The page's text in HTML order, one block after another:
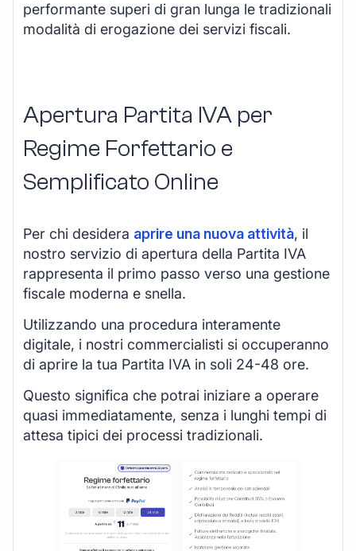
performante superi di gran lunga le tradizionali
modalità di erogazione dei servizi fiscali.
Apertura Partita IVA per
Regime Forfettario e
Semplificato Online
Per chi desidera aprire una nuova attività, il
nostro servizio di apertura della Partita IVA
rappresenta il primo passo verso una gestione
fiscale moderna e snella.
Utilizzando una procedura interamente
digitale, i nostri commercialisti si occuperanno
di aprire la tua Partita IVA in soli 24-48 ore.
Questo significa che potrai iniziare a operare
quasi immediatamente, senza i lunghi tempi di
attesa tipici dei processi tradizionali.